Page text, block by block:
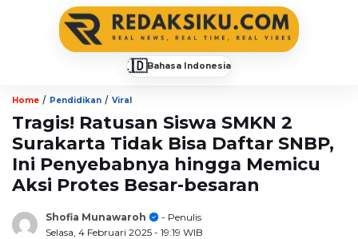
🇮🇩Bahasa Indonesia
Home / Pendidikan / Viral
Tragis! Ratusan Siswa SMKN 2
Surakarta Tidak Bisa Daftar SNBP,
Ini Penyebabnya hingga Memicu
Aksi Protes Besar-besaran
Shofia Munawaroh
- Penulis
Selasa, 4 Februari 2025 - 19:19 WIB